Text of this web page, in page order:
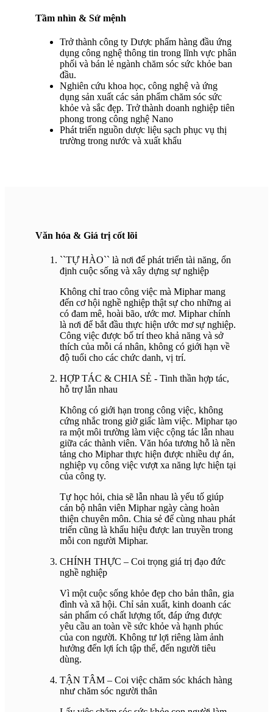
Tầm nhìn & Sứ mệnh
Trở thành công ty Dược phẩm hàng đầu ứng
dụng công nghệ thông tin trong lĩnh vực phân
phối và bán lẻ ngành chăm sóc sức khỏe ban
đầu.
Nghiên cứu khoa học, công nghệ và ứng
dụng sản xuất các sản phẩm chăm sóc sức
khỏe và sắc đẹp. Trở thành doanh nghiệp tiên
phong trong công nghệ Nano
Phát triển nguồn dược liệu sạch phục vụ thị
trường trong nước và xuất khẩu
Văn hóa & Giá trị cốt lõi
``TỰ HÀO`` là nơi để phát triển tài năng, ổn
định cuộc sống và xây dựng sự nghiệp
Không chỉ trao công việc mà Miphar mang
đến cơ hội nghề nghiệp thật sự cho những ai
có đam mê, hoài bão, ước mơ. Miphar chính
là nơi để bắt đầu thực hiện ước mơ sự nghiệp.
Công việc được bố trí theo khả năng và sở
thích của mỗi cá nhân, không có giới hạn về
độ tuổi cho các chức danh, vị trí.
HỢP TÁC & CHIA SẺ - Tinh thần hợp tác,
hỗ trợ lẫn nhau
Không có giới hạn trong công việc, không
cứng nhắc trong giờ giấc làm việc. Miphar tạo
ra một môi trường làm việc cộng tác lẫn nhau
giữa các thành viên. Văn hóa tương hỗ là nền
tảng cho Miphar thực hiện được nhiều dự án,
nghiệp vụ công việc vượt xa năng lực hiện tại
của công ty.
Tự học hỏi, chia sẽ lẫn nhau là yếu tố giúp
cán bộ nhân viên Miphar ngày càng hoàn
thiện chuyên môn. Chia sẻ để cùng nhau phát
triển cũng là khẩu hiệu được lan truyền trong
mỗi con người Miphar.
CHÍNH THỰC – Coi trọng giá trị đạo đức
nghề nghiệp
Vì một cuộc sống khỏe đẹp cho bản thân, gia
đình và xã hội. Chỉ sản xuất, kinh doanh các
sản phẩm có chất lượng tốt, đáp ứng được
yêu cầu an toàn về sức khỏe và hạnh phúc
của con người. Không tư lợi riêng làm ảnh
hưởng đến lợi ích tập thể, đến người tiêu
dùng.
TẬN TÂM – Coi việc chăm sóc khách hàng
như chăm sóc người thân